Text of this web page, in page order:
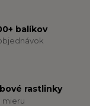
balíkov
rastlinky
mieru